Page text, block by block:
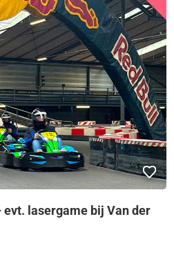
evt. lasergame bij Van der